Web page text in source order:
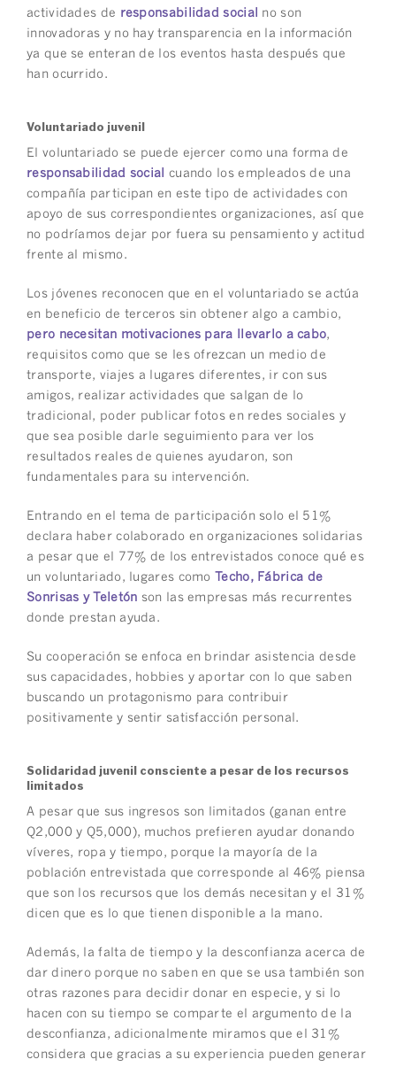
actividades de responsabilidad social
no son
innovadoras y no hay transparencia en la información
ya que se enteran de los eventos hasta después que
han ocurrido.
Voluntariado juvenil
El voluntariado se puede ejercer como una forma de
responsabilidad social
cuando los empleados de una
compañía participan en este tipo de actividades con
apoyo de sus correspondientes organizaciones, así que
no podríamos dejar por fuera su pensamiento y actitud
frente al mismo.
Los jóvenes reconocen que en el voluntariado se actúa
en beneficio de terceros sin obtener algo a cambio,
pero necesitan motivaciones para llevarlo a cabo,
requisitos como que se les ofrezcan un medio de
transporte, viajes a lugares diferentes, ir con sus
amigos, realizar actividades que salgan de lo
tradicional, poder publicar fotos en redes sociales y
que sea posible darle seguimiento para ver los
resultados reales de quienes ayudaron, son
fundamentales para su intervención.
Entrando en el tema de participación solo el 51%
declara haber colaborado en organizaciones solidarias
a pesar que el 77% de los entrevistados conoce qué es
un voluntariado, lugares como
Techo, Fábrica de
Sonrisas y Teletón son las empresas más recurrentes
donde prestan ayuda.
Su cooperación se enfoca en brindar asistencia desde
sus capacidades, hobbies y aportar con lo que saben
buscando un protagonismo para contribuir
positivamente y sentir satisfacción personal.
Solidaridad juvenil consciente a pesar de los recursos
limitados
A pesar que sus ingresos son limitados (ganan entre
Q2,000 y Q5,000), muchos prefieren ayudar donando
víveres, ropa y tiempo, porque la mayoría de la
población entrevistada que corresponde al 46% piensa
que son los recursos que los demás necesitan y el 31%
dicen que es lo que tienen disponible a la mano.
Además, la falta de tiempo y la desconfianza acerca de
dar dinero porque no saben en que se usa también son
otras razones para decidir donar en especie, y si lo
hacen con su tiempo se comparte el argumento de la
desconfianza, adicionalmente miramos que el 31%
considera que gracias a su experiencia pueden generar